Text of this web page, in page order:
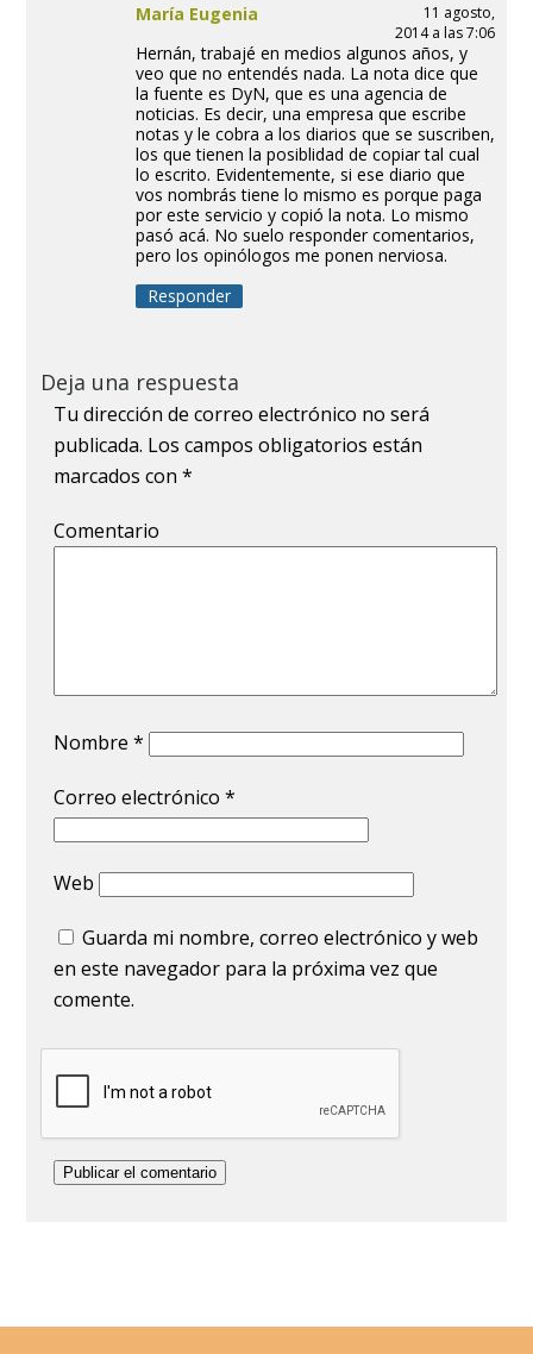
María Eugenia
11 agosto,
2014 a las 7:06
Hernán, trabajé en medios algunos años, y
veo que no entendés nada. La nota dice que
la fuente es DyN, que es una agencia de
noticias. Es decir, una empresa que escribe
notas y le cobra a los diarios que se suscriben,
los que tienen la posiblidad de copiar tal cual
lo escrito. Evidentemente, si ese diario que
vos nombrás tiene lo mismo es porque paga
por este servicio y copió la nota. Lo mismo
pasó acá. No suelo responder comentarios,
pero los opinólogos me ponen nerviosa.
Responder
Deja una respuesta
Tu dirección de correo electrónico no será
publicada. Los campos obligatorios están
marcados con*
Comentario
Nombre*
Correo electrónico*
Web
Guarda mi nombre, correo electrónico y web
en este navegador para la próxima vez que
comente.